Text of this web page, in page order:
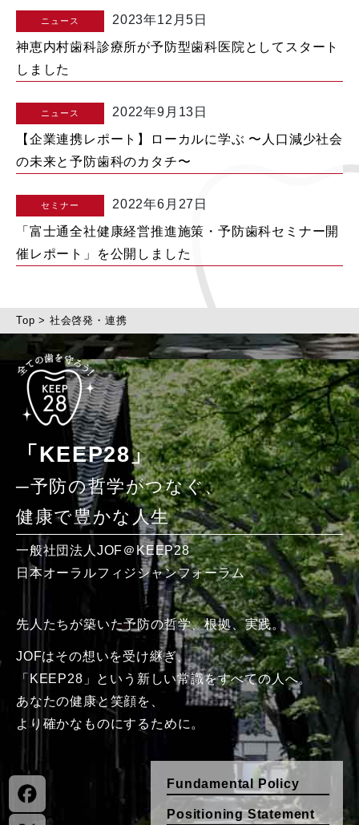
ニュース
2023年12月5日
神恵内村歯科診療所が予防型歯科医院としてスタート
しました
ニュース
2022年9月13日
【企業連携レポート】ローカルに学ぶ 〜人口減少社会
の未来と予防歯科のカタチ〜
セミナー
2022年6月27日
「富士通全社健康経営推進施策・予防歯科セミナー開
催レポート」を公開しました
Top > 社会啓発・連携
「KEEP28」
─予防の哲学がつなぐ、
健康で豊かな人生
一般社団法人JOF＠KEEP28
日本オーラルフィジシャンフォーラム
先人たちが築いた予防の哲学、根拠、実践。
JOFはその想いを受け継ぎ、
「KEEP28」という新しい常識をすべての人へ。
あなたの健康と笑顔を、
より確かなものにするために。
Fundamental Policy
Positioning Statement